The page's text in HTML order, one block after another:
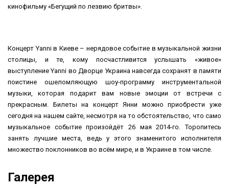
кинофильму «Бегущий по лезвию бритвы».
Концерт Yanni в Киеве – нерядовое событие в музыкальной жизни
столицы, и те, кому посчастливится услышать «живое»
выступление Yanni во Дворце Украина навсегда сохранят в памяти
поистине ошеломляющую шоу-программу инструментальной
музыки, которая подарит вам новые эмоции от встречи с
прекрасным. Билеты на концерт Янни можно приобрести уже
сегодня на нашем сайте, несмотря на то обстоятельство, что само
музыкальное событие произойдёт 26 мая 2014-го. Торопитесь
занять лучшие места, ведь у этого знаменитого исполнителя
множество поклонников во всём мире, и в Украине в том числе.
Галерея